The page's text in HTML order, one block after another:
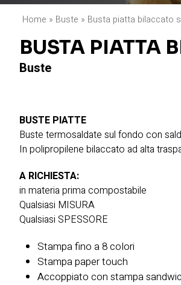
Home » Buste » Busta piatta bilaccato
BUSTA PIATTA
Buste
BUSTE PIATTE
Buste termosaldate sul fondo con
In polipropilene bilaccato ad alta
A RICHIESTA:
in materia prima compostabile
Qualsiasi MISURA
Qualsiasi SPESSORE
Stampa fino a 8 colori
Stampa paper touch
Accoppiato con stampa